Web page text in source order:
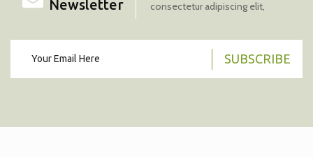
Newsletter
consectetur adipiscing elit,
SUBSCRIBE